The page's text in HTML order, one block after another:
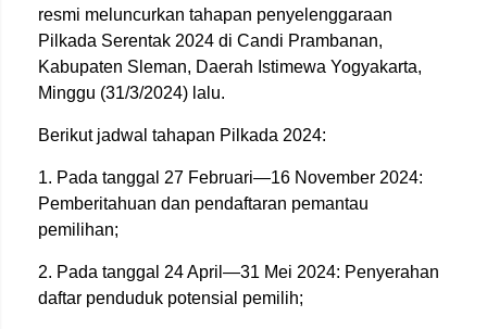
resmi meluncurkan tahapan penyelenggaraan
Pilkada Serentak 2024 di Candi Prambanan,
Kabupaten Sleman, Daerah Istimewa Yogyakarta,
Minggu (31/3/2024) lalu.
Berikut jadwal tahapan Pilkada 2024:
1. Pada tanggal 27 Februari—16 November 2024:
Pemberitahuan dan pendaftaran pemantau
pemilihan;
2. Pada tanggal 24 April—31 Mei 2024: Penyerahan
daftar penduduk potensial pemilih;